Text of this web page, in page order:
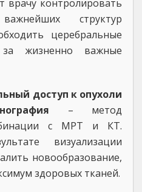
врачу контролировать
важнейших структур
церебральные
жизненно важные
доступ к опухоли
– метод
с МРТ и КТ.
визуализации
новообразование,
здоровых тканей.